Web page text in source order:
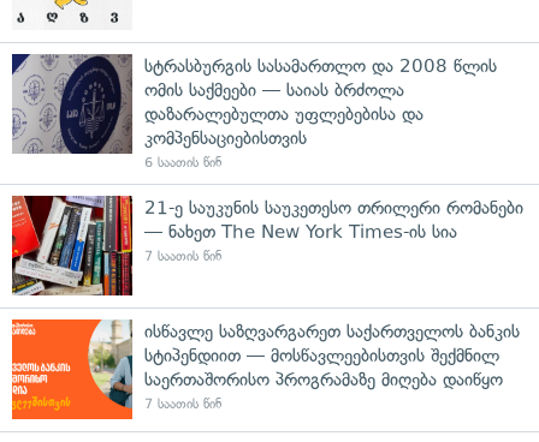
სტრასბურგის სასამართლო და 2008 წლის
ომის საქმეები — საიას ბრძოლა
დაზარალებულთა უფლებებისა და
კომპენსაციებისთვის
6 საათის წინ
21-ე საუკუნის საუკეთესო თრილერი რომანები
— ნახეთ The New York Times-ის სია
7 საათის წინ
ისწავლე საზღვარგარეთ საქართველოს ბანკის
სტიპენდიით — მოსწავლეებისთვის შექმნილ
საერთაშორისო პროგრამაზე მიღება დაიწყო
7 საათის წინ